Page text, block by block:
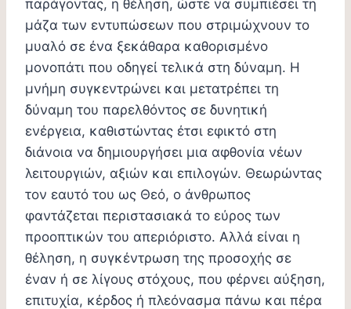
παράγοντας, η θέληση, ώστε να συμπιέσει τη
μάζα των εντυπώσεων που στριμώχνουν το
μυαλό σε ένα ξεκάθαρα καθορισμένο
μονοπάτι που οδηγεί τελικά στη δύναμη. Η
μνήμη συγκεντρώνει και μετατρέπει τη
δύναμη του παρελθόντος σε δυνητική
ενέργεια, καθιστώντας έτσι εφικτό στη
διάνοια να δημιουργήσει μια αφθονία νέων
λειτουργιών, αξιών και επιλογών. Θεωρώντας
τον εαυτό του ως Θεό, ο άνθρωπος
φαντάζεται περιστασιακά το εύρος των
προοπτικών του απεριόριστο. Αλλά είναι η
θέληση, η συγκέντρωση της προσοχής σε
έναν ή σε λίγους στόχους, που φέρνει αύξηση,
επιτυχία, κέρδος ή πλεόνασμα πάνω και πέρα